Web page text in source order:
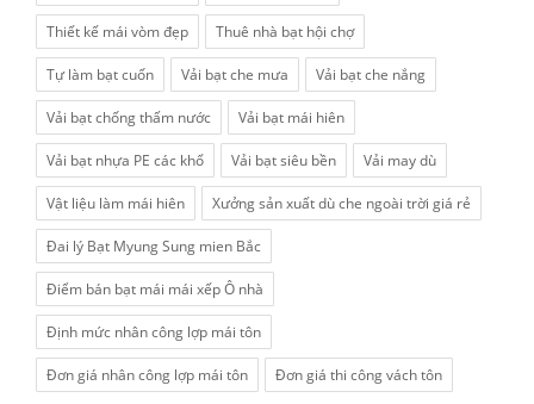
Thiết kế mái vòm đẹp Thuê nhà bạt hội chợ
Tự làm bạt cuốn Vải bạt che mưa Vải bạt che nắng
Vải bạt chống thấm nước Vải bạt mái hiên
Vải bạt nhựa PE các khổ Vải bạt siêu bền Vải may dù
Vật liệu làm mái hiên Xưởng sản xuất dù che ngoài trời giá rẻ
Đai lý Bạt Myung Sung mien Bắc
Điểm bán bạt mái mái xếp Ô nhà
Định mức nhân công lợp mái tôn
Đơn giá nhân công lợp mái tôn Đơn giá thi công vách tôn